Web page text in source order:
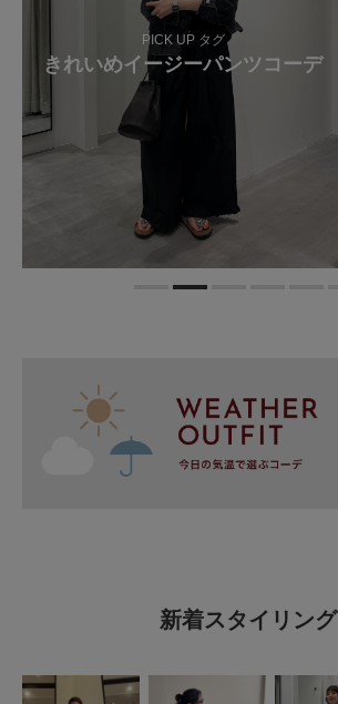
PICK UP タグ
きれいめイージーパンツコーデ
新着スタイリング